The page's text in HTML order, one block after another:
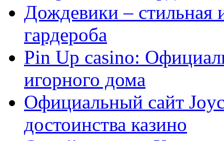
Дождевики – стильная
гардероба
Pin Up casino:
игорного дома
Официальный сайт
достоинства казино